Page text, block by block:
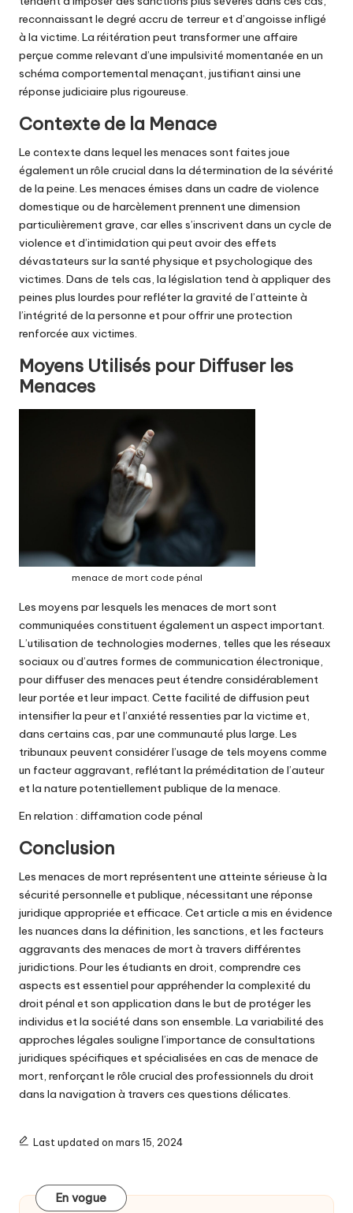
reconnaissant le degré accru de terreur et d’angoisse infligé
à la victime. La réitération peut transformer une affaire
perçue comme relevant d’une impulsivité momentanée en un
schéma comportemental menaçant, justifiant ainsi une
réponse judiciaire plus rigoureuse.
Contexte de la Menace
Le contexte dans lequel les menaces sont faites joue
également un rôle crucial dans la détermination de la sévérité
de la peine. Les menaces émises dans un cadre de violence
domestique ou de harcèlement prennent une dimension
particulièrement grave, car elles s’inscrivent dans un cycle de
violence et d’intimidation qui peut avoir des effets
dévastateurs sur la santé physique et psychologique des
victimes. Dans de tels cas, la législation tend à appliquer des
peines plus lourdes pour refléter la gravité de l’atteinte à
l’intégrité de la personne et pour offrir une protection
renforcée aux victimes.
Moyens Utilisés pour Diffuser les
Menaces
menace de mort code pénal
Les moyens par lesquels les menaces de mort sont
communiquées constituent également un aspect important.
L’utilisation de technologies modernes, telles que les réseaux
sociaux ou d’autres formes de communication électronique,
pour diffuser des menaces peut étendre considérablement
leur portée et leur impact. Cette facilité de diffusion peut
intensifier la peur et l’anxiété ressenties par la victime et,
dans certains cas, par une communauté plus large. Les
tribunaux peuvent considérer l’usage de tels moyens comme
un facteur aggravant, reflétant la préméditation de l’auteur
et la nature potentiellement publique de la menace.
En relation : diffamation code pénal
Conclusion
Les menaces de mort représentent une atteinte sérieuse à la
sécurité personnelle et publique, nécessitant une réponse
juridique appropriée et efficace. Cet article a mis en évidence
les nuances dans la définition, les sanctions, et les facteurs
aggravants des menaces de mort à travers différentes
juridictions. Pour les étudiants en droit, comprendre ces
aspects est essentiel pour appréhender la complexité du
droit pénal et son application dans le but de protéger les
individus et la société dans son ensemble. La variabilité des
approches légales souligne l’importance de consultations
juridiques spécifiques et spécialisées en cas de menace de
mort, renforçant le rôle crucial des professionnels du droit
dans la navigation à travers ces questions délicates.
Last updated on mars 15, 2024
En vogue